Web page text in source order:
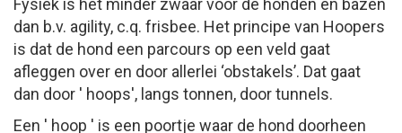
Fysiek is het minder zwaar voor de honden en bazen
dan b.v. agility, c.q. frisbee. Het principe van Hoopers
is dat de hond een parcours op een veld gaat
afleggen over en door allerlei ‘obstakels’. Dat gaat
dan door ' hoops', langs tonnen, door tunnels.
Een ' hoop ' is een poortje waar de hond doorheen